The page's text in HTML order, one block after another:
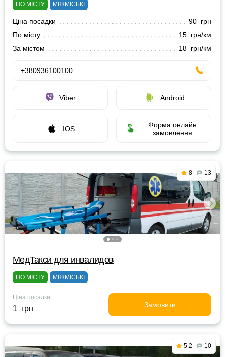
ПО МІСТУ МІЖМІСЬКІ
Ціна посадки
90 грн
По місту
15 грн/км
За містом
18 грн/км
+380936100100
Viber Android
IOS
Форма онлайн
замовлення
8 13
МедТакси для инвалидов
ПО МІСТУ МІЖМІСЬКІ
Ціна посадки
1 грн Замовити
5.2 10